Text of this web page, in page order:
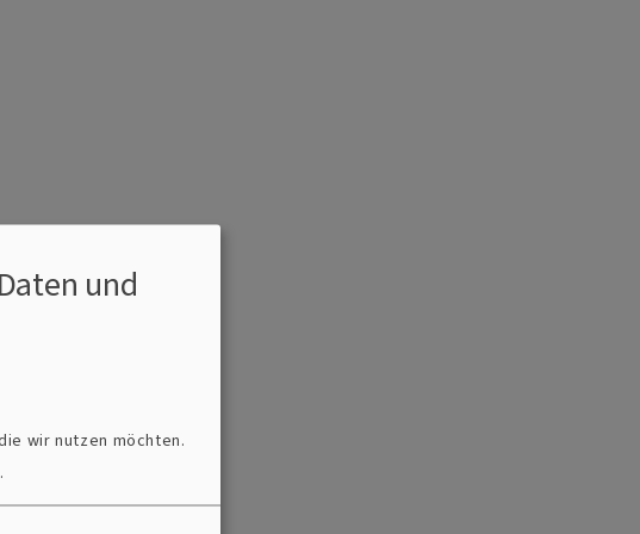
und
wir nutzen möchten.